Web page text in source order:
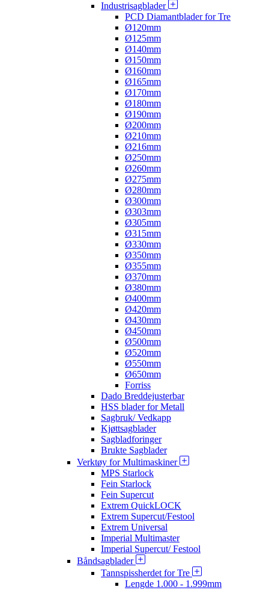
Industrisagblader
PCD Diamantblader for Tre
Ø120mm
Ø125mm
Ø140mm
Ø150mm
Ø160mm
Ø165mm
Ø170mm
Ø180mm
Ø190mm
Ø200mm
Ø210mm
Ø216mm
Ø250mm
Ø260mm
Ø275mm
Ø280mm
Ø300mm
Ø303mm
Ø305mm
Ø315mm
Ø330mm
Ø350mm
Ø355mm
Ø370mm
Ø380mm
Ø400mm
Ø420mm
Ø430mm
Ø450mm
Ø500mm
Ø520mm
Ø550mm
Ø650mm
Forriss
Dado Breddejusterbar
HSS blader for Metall
Sagbruk/ Vedkapp
Kjøttsagblader
Sagbladforinger
Brukte Sagblader
Verktøy for Multimaskiner
MPS Starlock
Fein Starlock
Fein Supercut
Extrem QuickLOCK
Extrem Supercut/Festool
Extrem Universal
Imperial Multimaster
Imperial Supercut/ Festool
Båndsagblader
Tannspissherdet for Tre
Lengde 1.000 - 1.999mm